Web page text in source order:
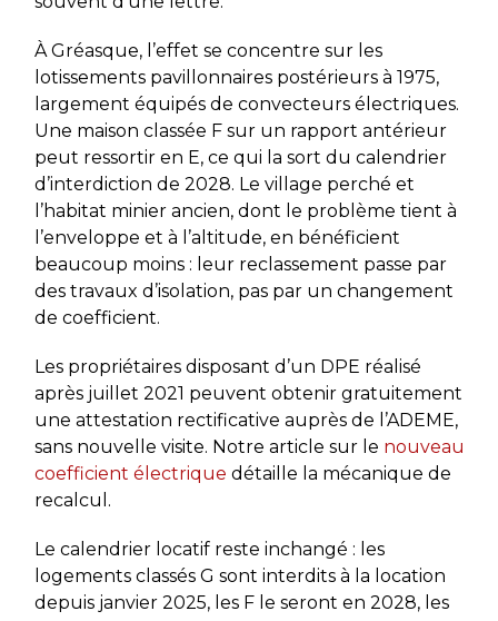
À Gréasque, l’effet se concentre sur les
lotissements pavillonnaires postérieurs à 1975,
largement équipés de convecteurs électriques.
Une maison classée F sur un rapport antérieur
peut ressortir en E, ce qui la sort du calendrier
d’interdiction de 2028. Le village perché et
l’habitat minier ancien, dont le problème tient à
l’enveloppe et à l’altitude, en bénéficient
beaucoup moins : leur reclassement passe par
des travaux d’isolation, pas par un changement
de coefficient.
Les propriétaires disposant d’un DPE réalisé
après juillet 2021 peuvent obtenir gratuitement
une attestation rectificative auprès de l’ADEME,
sans nouvelle visite. Notre article sur le nouveau
coefficient électrique détaille la mécanique de
recalcul.
Le calendrier locatif reste inchangé : les
logements classés G sont interdits à la location
depuis janvier 2025, les F le seront en 2028, les